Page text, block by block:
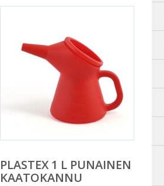
PLASTEX 1 L PUNAINEN
KAATOKANNU